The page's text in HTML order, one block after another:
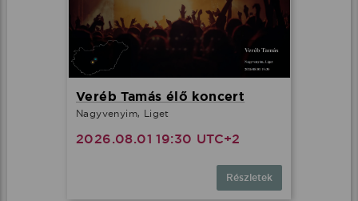
Veréb Tamás élő koncert
Nagyvenyim, Liget
2026.08.01 19:30 UTC+2
Részletek